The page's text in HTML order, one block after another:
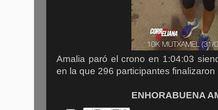
Amalia paró el crono en 1:04:03
en la que 296 participantes finalizaron
ENHORABUENA